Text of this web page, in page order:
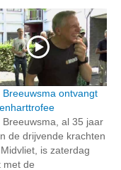
Breeuwsma ontvangt
Breeuwsma, al 35 jaar
de drijvende krachten
is zaterdag
met de